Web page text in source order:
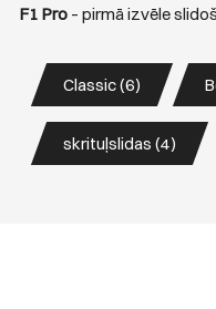
F1 Pro – pirmā izvēle
Classic (6)
skrituļslidas (4)